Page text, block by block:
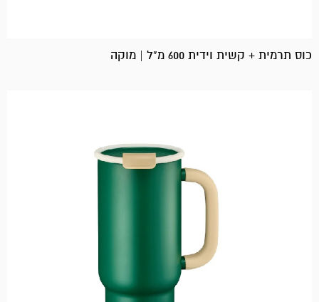
כוס תרמית + קשית וידית 600 מ"ל | מוקה